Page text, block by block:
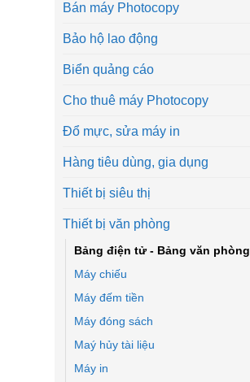
Bán máy Photocopy
Bảo hộ lao động
Biển quảng cáo
Cho thuê máy Photocopy
Đổ mực, sửa máy in
Hàng tiêu dùng, gia dụng
Thiết bị siêu thị
Thiết bị văn phòng
Bảng điện tử - Bảng văn phòng
Máy chiếu
Máy đếm tiền
Máy đóng sách
Maý hủy tài liệu
Máy in